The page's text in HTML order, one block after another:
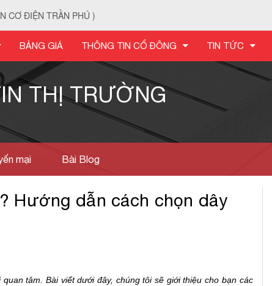
CƠ ĐIỆN TRẦN PHÚ )
BẢNG GIÁ THÔNG TIN CỔ ĐÔNG TIN TỨC
THỊ TRƯỜNG
mại Bài Blog
Hướng dẫn cách chọn dây
tâm. Bài viết dưới đây, chúng tôi sẽ giới thiệu cho bạn các